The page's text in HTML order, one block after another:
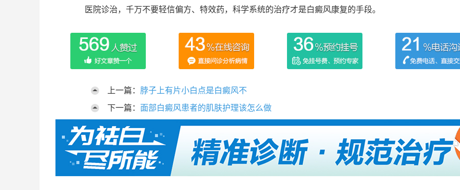
医院诊治，千万不要轻信偏方、特效药，科学系统的治疗才是白癜风康复的手段。
上一篇： 脖子上有片小白点是白癜风不
下一篇： 面部白癜风患者的肌肤护理该怎么做